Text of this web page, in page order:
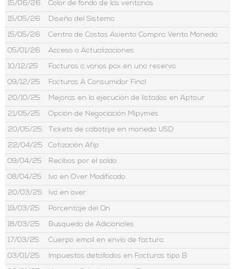
15/06/26 Color de fondo de las ventanas
15/05/26 Diseño del Sistema
15/05/26 Centro de Costos Asiento Compra Venta Moneda
05/01/26 Acceso a Actualizaciones
10/12/25 Facturas a varios pax en una reserva
09/12/25 Facturas A Consumidor Final
20/10/25 Mejoras en la ejecución de listados en Aptour
21/05/25 Opción de Negociación Mipymes
20/05/25 Tickets de cabotaje en moneda USD
22/04/25 Cotización Afip
09/04/25 Recibos por el saldo
08/04/25 Iva en Over Modificado
20/03/25 Iva en over
19/03/25 Porcentaje del Qn
18/03/25 Busqueda de Adicionales
17/03/25 Cuerpo email en envio de factura
03/01/25 Impuestos detallados en Facturas tipo B